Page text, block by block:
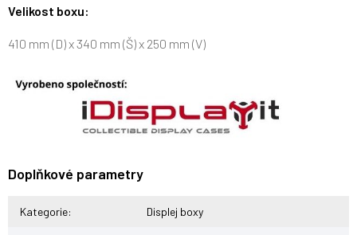
Velikost boxu:
410 mm (D) x 340 mm (Š) x 250 mm (V)
Doplňkové parametry
Kategorie: Displej boxy